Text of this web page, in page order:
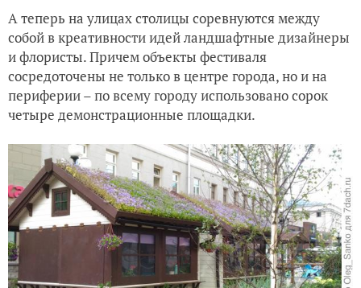
А теперь на улицах столицы соревнуются между
собой в креативности идей ландшафтные дизайнеры
и флористы. Причем объекты фестиваля
сосредоточены не только в центре города, но и на
периферии – по всему городу использовано сорок
четыре демонстрационные площадки.